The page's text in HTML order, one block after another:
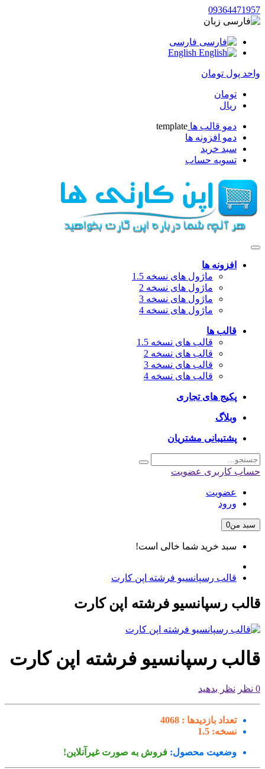
زبان
فارسی
English
پول تومان
تومان
ریال
دمو قالب ها template
دمو افزونه ها
سبد خرید
تسویه حساب
افزونه ها
ماژول های نسخه 1.5
ماژول های نسخه 2
ماژول های نسخه 3
ماژول های نسخه 4
قالب ها
قالب های نسخه 1.5
قالب های نسخه 2
قالب های نسخه 3
قالب های نسخه 4
پکیج های تجاری
وبلاگ
پشتیبانی مشتریان
کاربری عضویت
عضویت
ورود
من0
سبد خرید شما خالی است!
قالب رسپانسیو فرشته اپن کارت
رسپانسیو فرشته اپن کارت
رسپانسیو فرشته اپن کارت
نظر بدهید
تعداد بازدیدها : 4068
نسخه: 1.5
وضعیت محصول:فروش به صورت غیرآنلاین!